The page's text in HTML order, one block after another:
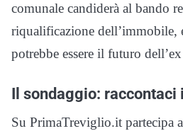
comunale candiderà al bando
riqualificazione dell’immobile,
potrebbe essere il futuro
Il sondaggio: raccontaci
Su PrimaTreviglio.it partecipa